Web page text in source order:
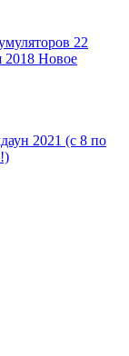
22
2018 Новое
2021 (с 8 по